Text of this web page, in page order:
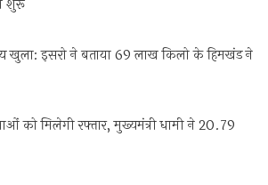
शुरू
खुला: इसरो ने बताया 69 लाख किलो के हिमखंड ने
को मिलेगी रफ्तार, मुख्यमंत्री धामी ने 20.79